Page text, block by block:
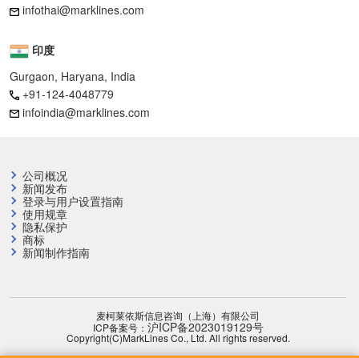
infothai@marklines.com
印度
Gurgaon, Haryana, India
+91-124-4048779
infoindia@marklines.com
公司概况
新闻发布
登录与用户设置指南
使用规章
隐私保护
商标
新闻制作指南
麦柯莱依斯信息咨询（上海）有限公司
ICP备案号： 沪ICP备2023019129号
Copyright(C)MarkLines Co., Ltd. All rights reserved.